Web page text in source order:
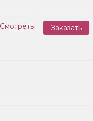
Смотреть Заказать